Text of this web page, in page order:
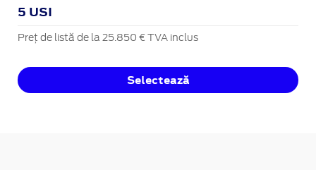
5 USI
Preț de listă de la 25.850 € TVA inclus
Selectează